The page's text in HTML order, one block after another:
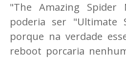
"The Amazing Spider
poderia ser "Ultimate
porque na verdade
reboot porcaria